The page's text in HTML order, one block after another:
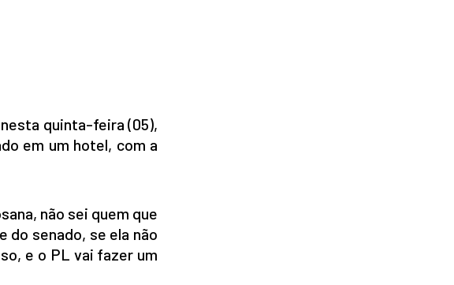
quinta-feira (05),
em um hotel, com a
não sei quem que
do senado, se ela não
e o PL vai fazer um